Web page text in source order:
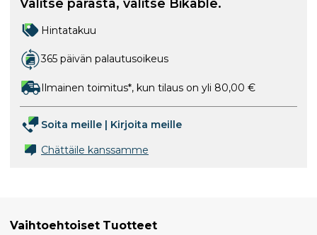
Hintatakuu
365 päivän palautusoikeus
Ilmainen toimitus*, kun tilaus on yli 80,00 €
Soita meille | Kirjoita meille
Chättäile kanssamme
Vaihtoehtoiset Tuotteet